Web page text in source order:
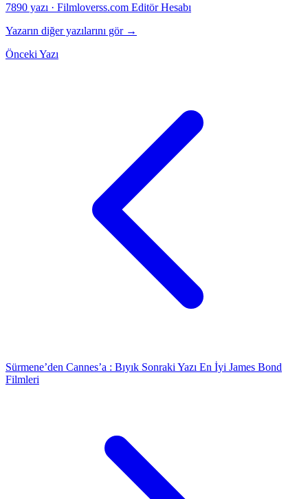
7890 yazı · Filmloverss.com Editör Hesabı
Yazarın diğer yazılarını gör →
Önceki Yazı
Sürmene’den Cannes’a : Bıyık Sonraki Yazı En İyi James Bond
Filmleri